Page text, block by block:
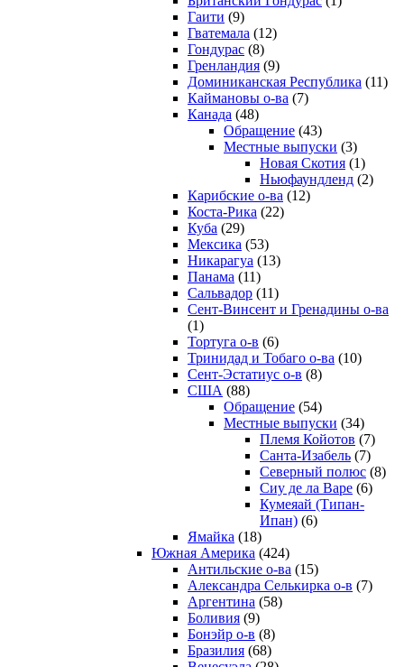
Гаити (9)
Гватемала (12)
Гондурас (8)
Гренландия (9)
Доминиканская Республика (11)
Каймановы о-ва (7)
Канада (48)
Обращение (43)
Местные выпуски (3)
Новая Скотия (1)
Ньюфаундленд (2)
Карибские о-ва (12)
Коста-Рика (22)
Куба (29)
Мексика (53)
Никарагуа (13)
Панама (11)
Сальвадор (11)
Сент-Винсент и Гренадины о-ва
(1)
Тортуга о-в (6)
Тринидад и Тобаго о-ва (10)
Сент-Эстатиус о-в (8)
США (88)
Обращение (54)
Местные выпуски (34)
Племя Койотов (7)
Санта-Изабель (7)
Северный полюс (8)
Сиу де ла Варе (6)
Кумеяай (Типан-
Ипан) (6)
Ямайка (18)
Южная Америка (424)
Антильские о-ва (15)
Александра Селькирка о-в (7)
Аргентина (58)
Боливия (9)
Бонэйр о-в (8)
Бразилия (68)